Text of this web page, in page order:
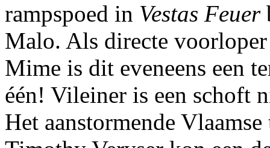
rampspoed in Vestas Feuer
Malo. Als directe
Mime is dit eveneens een
één! Vileiner is een schoft
Het aanstormende